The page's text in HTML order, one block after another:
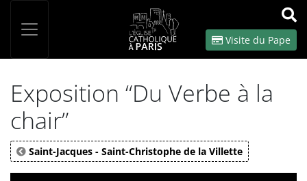
OK
Visite du Pape
Exposition “Du Verbe à la
chair”
Saint-Jacques - Saint-Christophe de la Villette
Panneau de gestion des cookies